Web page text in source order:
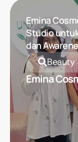
Emina
Studio
dan
Beauty
Emina